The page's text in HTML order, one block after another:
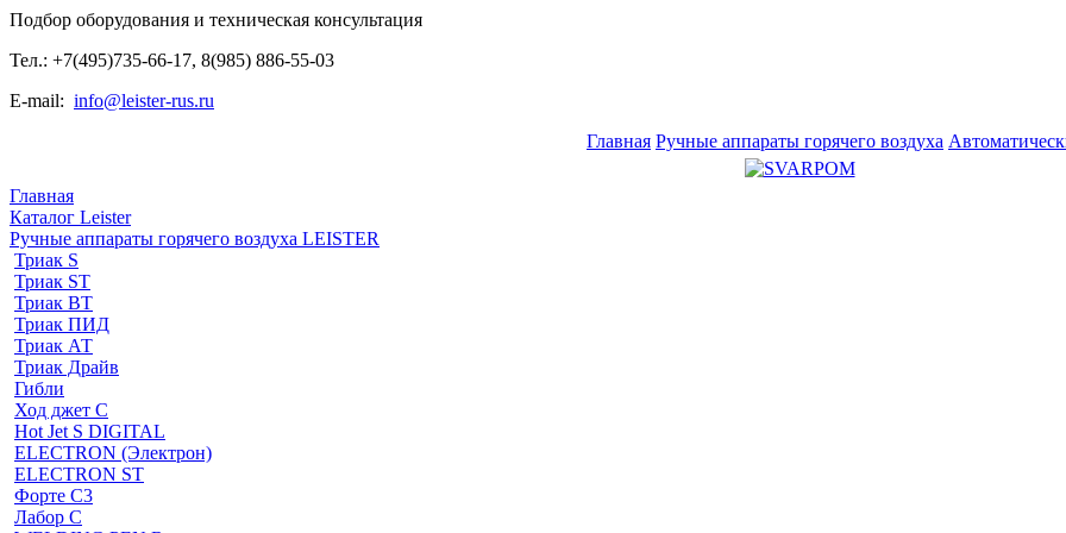
Подбор оборудования и техническая консультация
Тел.: +7(495)735-66-17, 8(985) 886-55-03
E-mail: info@leister-rus.ru
Главная Ручные аппараты горячего воздуха
Главная
Каталог Leister
Ручные аппараты горячего воздуха LEISTER
Триак S
Триак ST
Триак ВТ
Триак ПИД
Триак АТ
Триак Драйв
Гибли
Ход джет С
Hot Jet S DIGITAL
ELECTRON (Электрон)
ELECTRON ST
Форте С3
Лабор С